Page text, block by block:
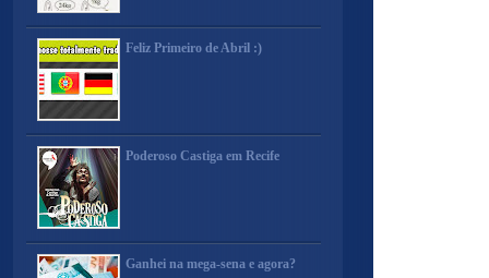
Feliz Primeiro de Abril :)
Poderoso Castiga em Recife
Ganhei na mega-sena e agora?